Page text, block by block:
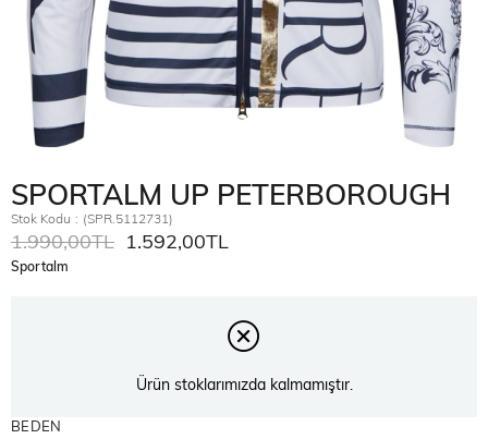
SPORTALM UP PETERBOROUGH
Stok Kodu (SPR.5112731)
1.990,00TL 1.592,00TL
Sportalm
Ürün stoklarımızda kalmamıştır.
BEDEN